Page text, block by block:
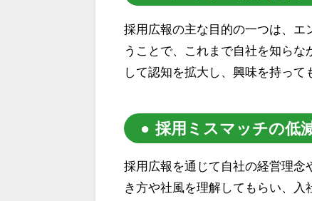
採用広報の主な目的の一つは、
うことで、これまで自社を知ら
して認知を拡大し、興味を持って
採用ミスマッチの低
採用広報を通じて自社の経営理念
き方や社風を理解してもらい、